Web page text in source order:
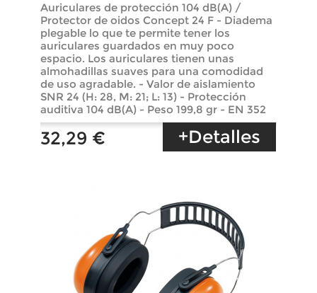
Auriculares de protección 104 dB(A) /
Protector de oidos Concept 24 F - Diadema
plegable lo que te permite tener los
auriculares guardados en muy poco
espacio. Los auriculares tienen unas
almohadillas suaves para una comodidad
de uso agradable. - Valor de aislamiento
SNR 24 (H: 28, M: 21; L: 13) - Protección
auditiva 104 dB(A) - Peso 199,8 gr - EN 352
32,29 € +Detalles